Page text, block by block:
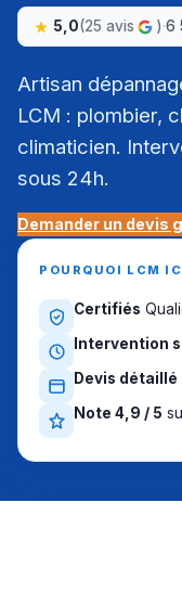
5,0(25 avis )·6
Artisan
LCM : plombier,
climaticien.
sous 24h.
Demander un devis
POURQUOI LCM
Certifiés
Intervention
Devis détaillé
Note 4,9 / 5